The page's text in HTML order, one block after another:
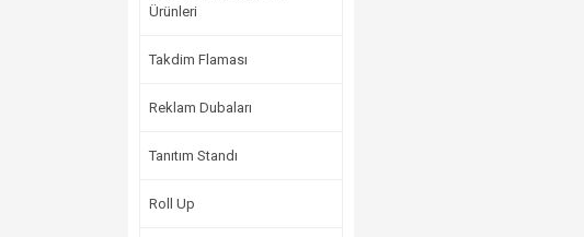
Ürünleri
Takdim Flaması
Reklam Dubaları
Tanıtım Standı
Roll Up